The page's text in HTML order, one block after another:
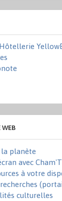
WEB
planète
avec
à votre
recherches
culturelles